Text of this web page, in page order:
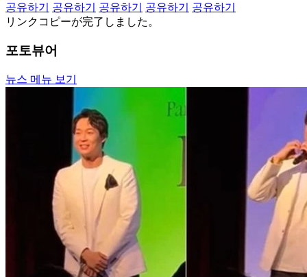
공유하기
공유하기 공유하기 공유하기
공유하기
リンクコピーが完了しました。
포토뷰어
뉴스 메뉴 보기